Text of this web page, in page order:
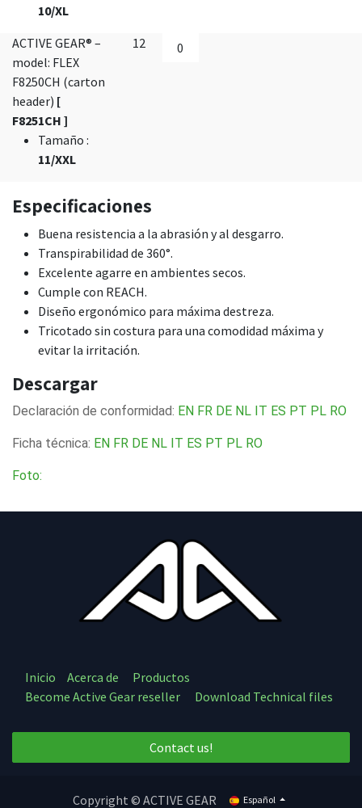
10/XL
ACTIVE GEAR® –
model: FLEX
F8250CH (carton
header) [
F8251CH ]
Tamaño :
11/XXL
12
Especificaciones
Buena resistencia a la abrasión y al desgarro.
Transpirabilidad de 360°.
Excelente agarre en ambientes secos.
Cumple con REACH.
Diseño ergonómico para máxima destreza.
Tricotado sin costura para una comodidad máxima y
evitar la irritación.
Descargar
Declaración de conformidad: EN FR DE NL IT ES PT PL RO
Ficha técnica: EN FR DE NL IT ES PT PL RO
Foto:
Inicio Acerca de
Productos
Become Active Gear reseller
Download Technical files
Contact us!
Copyright © ACTIVE GEAR Español